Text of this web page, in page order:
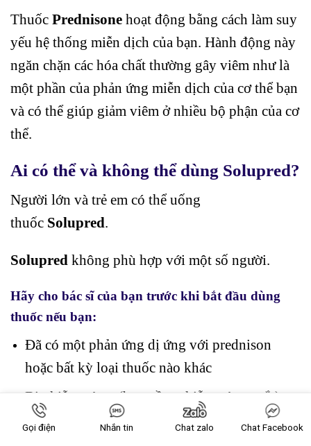
Thuốc Prednisone hoạt động bằng cách làm suy
yếu hệ thống miễn dịch của bạn. Hành động này
ngăn chặn các hóa chất thường gây viêm như là
một phần của phản ứng miễn dịch của cơ thể bạn
và có thể giúp giảm viêm ở nhiều bộ phận của cơ
thể.
Ai có thể và không thể dùng Solupred?
Người lớn và trẻ em có thể uống
thuốc Solupred.
Solupred không phù hợp với một số người.
Hãy cho bác sĩ của bạn trước khi bắt đầu dùng
thuốc nếu bạn:
Đã có một phản ứng dị ứng với prednison
hoặc bất kỳ loại thuốc nào khác
Bị nhiễm trùng (bao gồm nhiễm trùng mắt)
Đang cố gắng để có thai, đã có thai hoặc bạn
Gọi điện Nhắn tin Chat zalo Chat Facebook